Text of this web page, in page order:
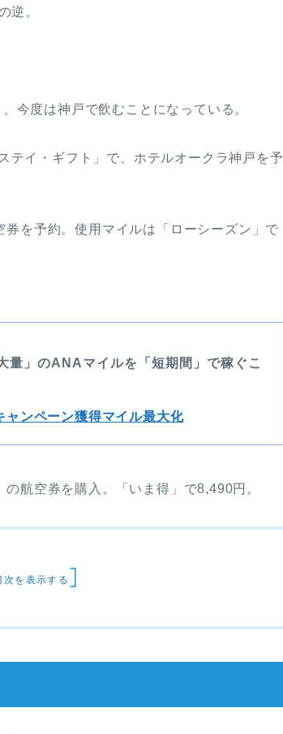
逆。
今度は神戸で飲むことになっている。
テイ・ギフト」で、ホテルオークラ神戸を予
を予約。使用マイルは「ローシーズン」で
」のANAマイルを「短期間」で稼ぐこ
ャンペーン獲得マイル最大化
航空券を購入。「いま得」で8,490円。
次を表示する ]